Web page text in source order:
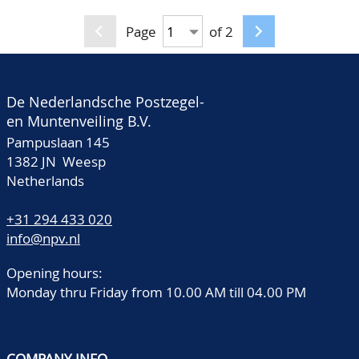
Generaliteitswapen,
gesplitste
Page of 2
De Nederlandsche Postzegel-
en Muntenveiling B.V.
Pampuslaan 145
1382 JN Weesp
Netherlands
+31 294 433 020
info@npv.nl
Opening hours:
Monday thru Friday from 10.00 AM till 04.00 PM